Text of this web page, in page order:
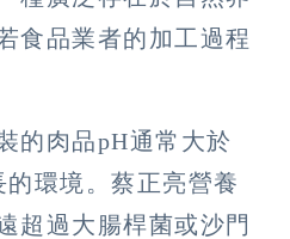
食品業者的加工過程
的肉品pH通常大於
環境。蔡正亮營養
超過大腸桿菌或沙門